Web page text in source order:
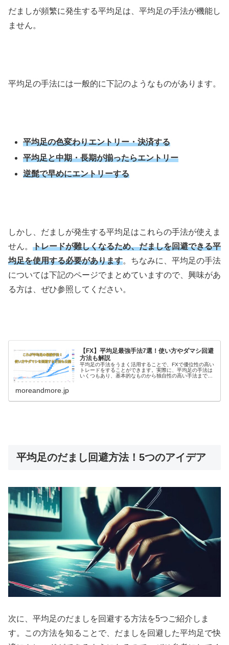
だましが頻繁に発生する平均足は、平均足の手法が機能し
ません。
平均足の手法には一般的に下記のようなものがあります。
平均足の色変わりエントリー・決済する
平均足と中期・長期が揃ったらエントリー
逆髭で早めにエントリーする
しかし、だましが発生する平均足はこれらの手法が使えま
せん。 トレードが難しくなるため、だましを回避できる平
均足を使用する必要があります。ちなみに、平均足の手法
については下記のページでまとめていますので、興味があ
る方は、ぜひ参照してください。
【FX】平均足最強手法7選！使い方やダマシ回避
方法も解説
平均足の手法をうまく活用することで、FXで優位性の高い
トレードをすることができます。実際に、平均足の手法は
いくつもあり、基本的なものから独自性の高い手法まで確
moreandmore.jp
平均足のだまし回避方法！5つのアイデア
次に、平均足のだましを回避する方法を5つご紹介しま
す。この方法を知ることで、だましを回避した平均足で快